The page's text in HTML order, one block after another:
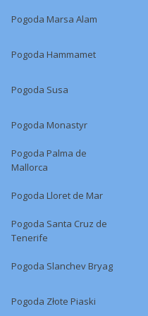
Pogoda Marsa Alam
Pogoda Hammamet
Pogoda Susa
Pogoda Monastyr
Pogoda Palma de
Mallorca
Pogoda Lloret de Mar
Pogoda Santa Cruz de
Tenerife
Pogoda Slanchev Bryag
Pogoda Złote Piaski